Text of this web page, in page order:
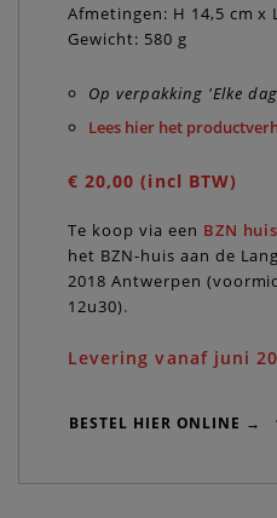
Afmetingen: H 14,5 cm x
Gewicht: 580 g
Op verpakking 'Elke
Lees hier het
€ 20,00 (incl BTW)
Te koop via een BZN
het BZN-huis aan de
2018 Antwerpen
12u30).
Levering vanaf juni
BESTEL HIER ONLINE →